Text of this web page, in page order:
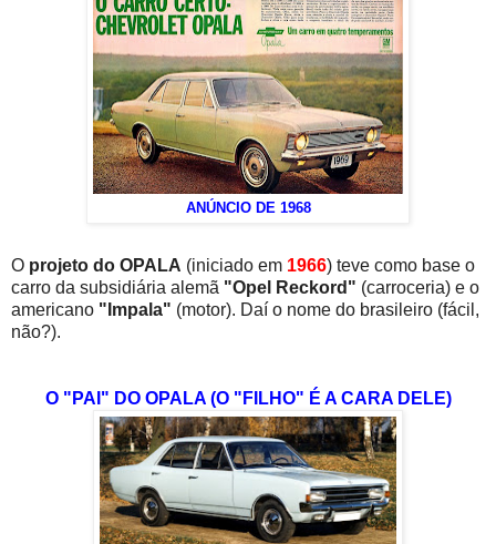
ANÚNCIO DE 1968
O projeto do OPALA (iniciado em 1966) teve como base o
carro da subsidiária alemã "Opel Reckord" (carroceria) e o
americano "Impala" (motor). Daí o nome do brasileiro (fácil,
não?).
O "PAI" DO OPALA (O "FILHO" É A CARA DELE)